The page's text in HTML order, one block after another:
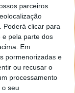
parceiros
Poderá clicar para
e pela parte dos
Em
pormenorizadas e
ou recusar o
processamento
o seu
44 COMENTÁRIOS
tomar uma
browsers,
versões
problemas
da Internet.